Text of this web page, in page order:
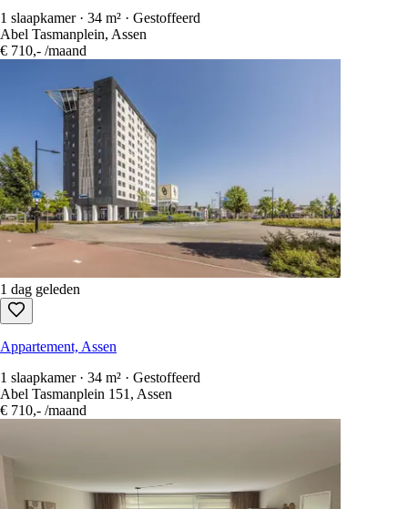
1 slaapkamer · 34 m² · Gestoffeerd
Abel Tasmanplein, Assen
€ 710,- /maand
1 dag geleden
Appartement, Assen
1 slaapkamer · 34 m² · Gestoffeerd
Abel Tasmanplein 151, Assen
€ 710,- /maand